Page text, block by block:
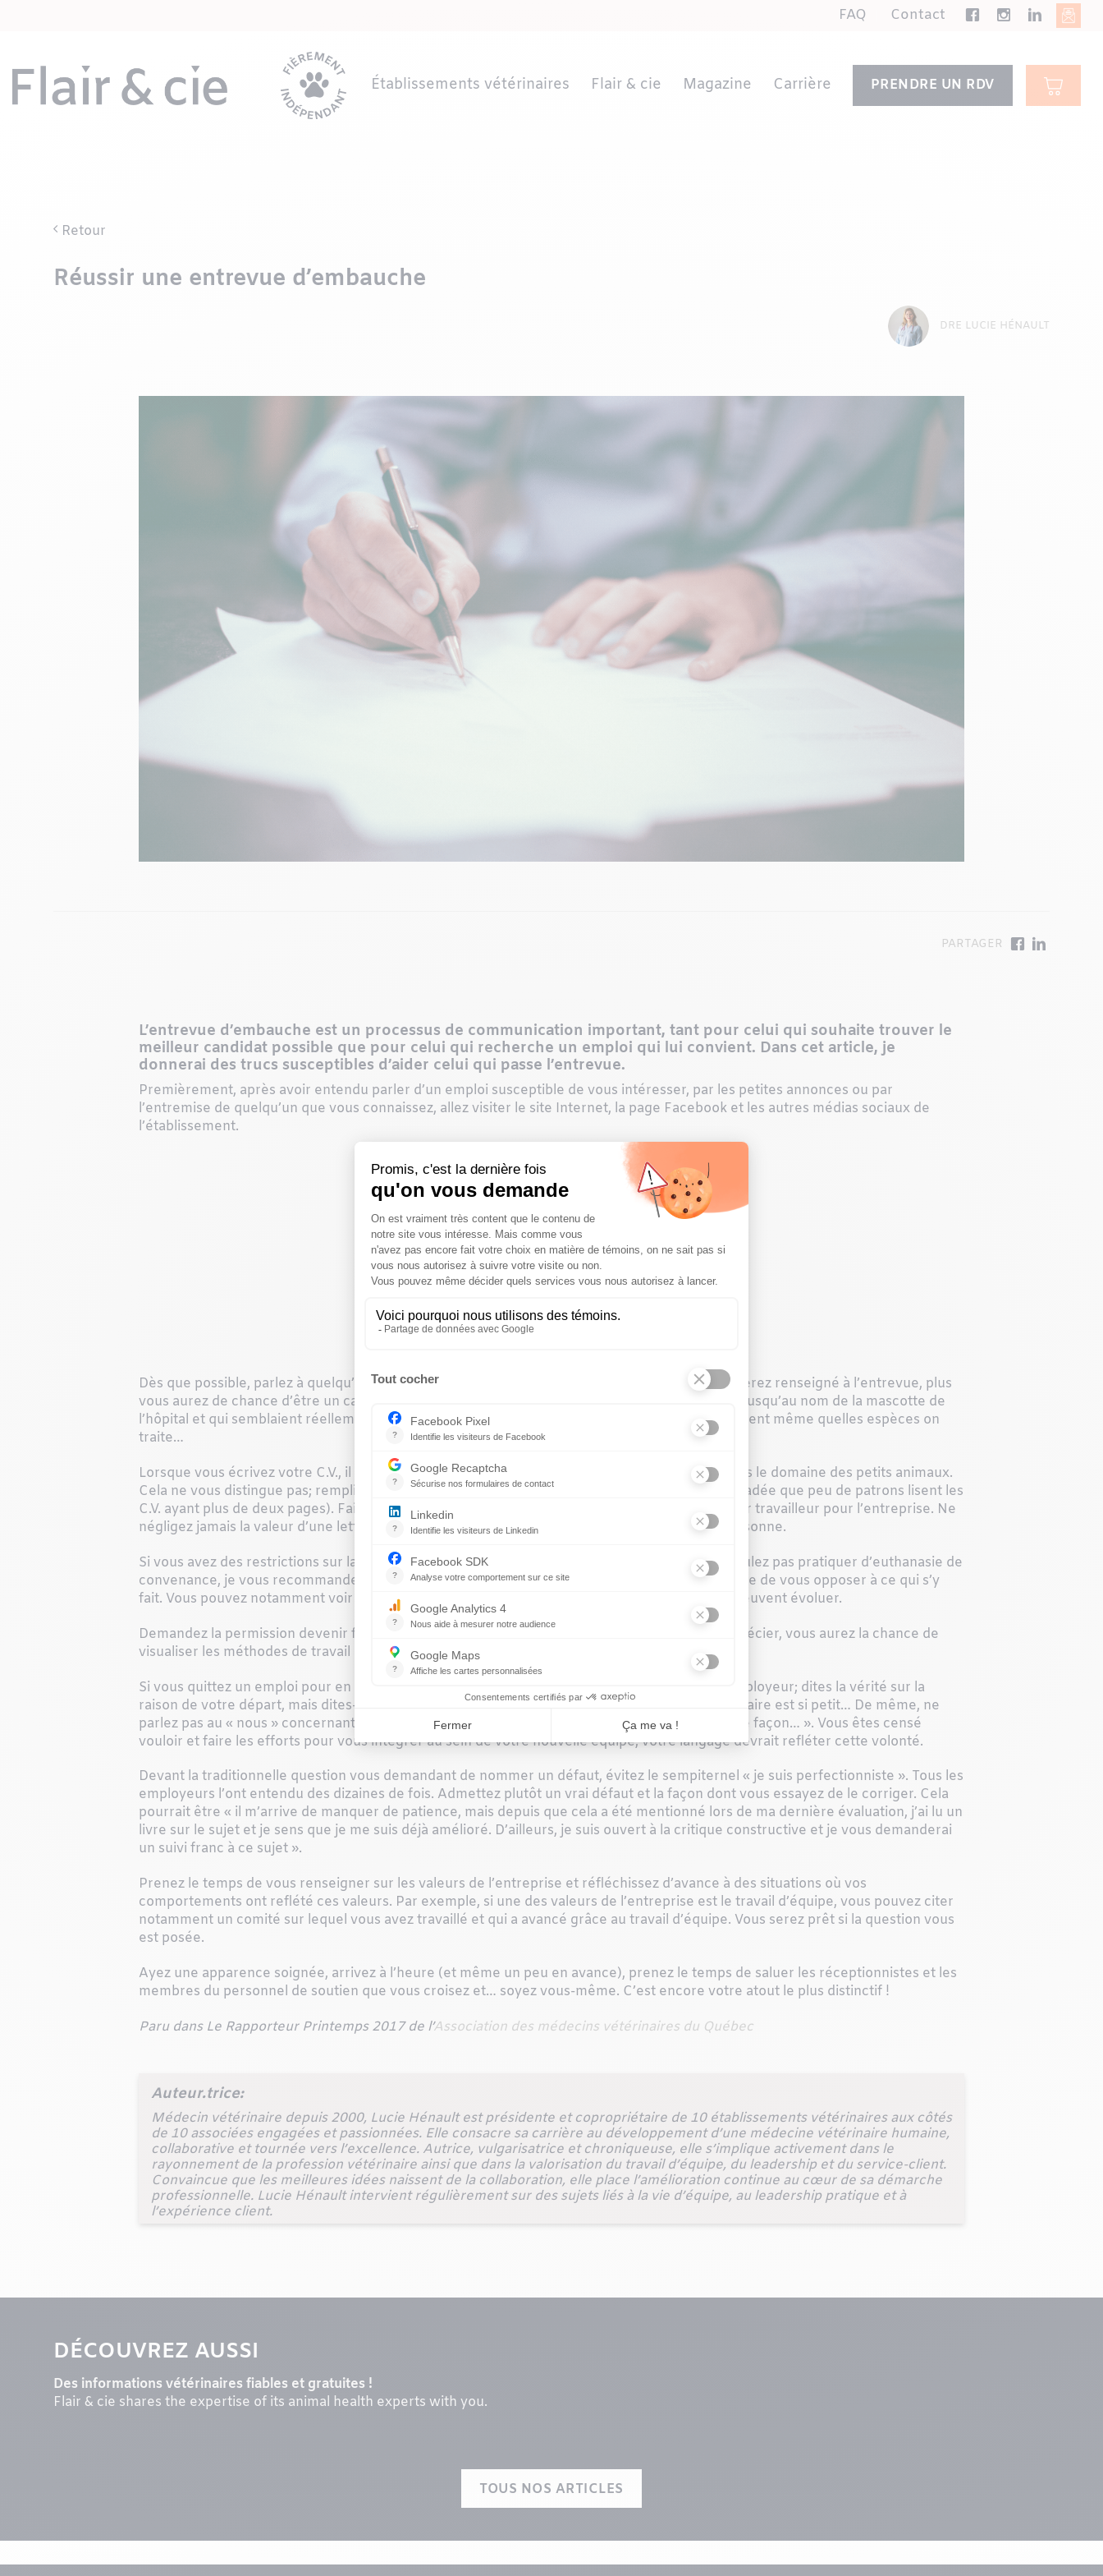
FAQ Contact
Établissements vétérinaires Flair & cie Magazine Carrière PRENDRE UN RDV
Retour
Réussir une entrevue d’embauche
DRE LUCIE HÉNAULT
L’entrevue d’embauche est un processus de communication important, tant pour celui qui souhaite trouver le
meilleur candidat possible que pour celui qui recherche un emploi qui lui convient. Dans cet article, je
donnerai des trucs susceptibles d’aider celui qui passe l’entrevue.
Premièrement, après avoir entendu parler d’un emploi susceptible de vous intéresser, par les petites annonces ou par
l’entremise de quelqu’un que vous connaissez, allez visiter le site Internet, la page Facebook et les autres médias sociaux de
l’établissement.
Dès que possible, parlez à quelqu’un qui travaille à l’endroit que vous convoitez. Plus vous arriverez renseigné à l’entrevue, plus
vous aurez de chance d’être un candidat retenu. J’ai déjà rencontré des candidats qui savaient jusqu’au nom de la mascotte de
l’hôpital et qui semblaient réellement intéressés par la vie en clinique, alors que d’autres ignoraient même quelles espèces on
traite…
Lorsque vous écrivez votre C.V., il est inutile d’énumérer tous les stages que vous avez faits dans le domaine des petits animaux.
Cela ne vous distingue pas; remplissez vos deux pages d’expériences distinctives (je suis persuadée que peu de patrons lisent les
C.V. ayant plus de deux pages). Faites ressortir en quoi ces expériences font de vous un meilleur travailleur pour l’entreprise. Ne
négligez jamais la valeur d’une lettre de présentation personnalisée et adressée à la bonne personne.
Si vous avez des restrictions sur la façon dont vous voulez pratiquer, par exemple si vous ne voulez pas pratiquer d’euthanasie de
convenance, je vous recommande de discuter de la politique de l’entreprise à ce sujet plutôt que de vous opposer à ce qui s’y
fait. Vous pouvez notamment voir de quelle façon ces décisions sont prises et comment elles peuvent évoluer.
Demandez la permission devenir faire du temps d’observation. Tout en vous faisant voir et apprécier, vous aurez la chance de
visualiser les méthodes de travail et de sentir l’ambiance.
Si vous quittez un emploi pour en rechercher un autre, évitez de parler contre votre ancien employeur; dites la vérité sur la
raison de votre départ, mais dites-le sans faire de médisance. Le monde de la médecine vétérinaire est si petit… De même, ne
parlez pas au « nous » concernant votre ancienne équipe, par exemple « nous, on faisait de telle façon… ». Vous êtes censé
vouloir et faire les efforts pour vous intégrer au sein de votre nouvelle équipe, votre langage devrait refléter cette volonté.
Devant la traditionnelle question vous demandant de nommer un défaut, évitez le sempiternel « je suis perfectionniste ». Tous les
employeurs l’ont entendu des dizaines de fois. Admettez plutôt un vrai défaut et la façon dont vous essayez de le corriger. Cela
pourrait être « il m’arrive de manquer de patience, mais depuis que cela a été mentionné lors de ma dernière évaluation, j’ai lu un
livre sur le sujet et je sens que je me suis déjà amélioré. D’ailleurs, je suis ouvert à la critique constructive et je vous demanderai
un suivi franc à ce sujet ».
Prenez le temps de vous renseigner sur les valeurs de l’entreprise et réfléchissez d’avance à des situations où vos
comportements ont reflété ces valeurs. Par exemple, si une des valeurs de l’entreprise est le travail d’équipe, vous pouvez citer
notamment un comité sur lequel vous avez travaillé et qui a avancé grâce au travail d’équipe. Vous serez prêt si la question vous
est posée.
Ayez une apparence soignée, arrivez à l’heure (et même un peu en avance), prenez le temps de saluer les réceptionnistes et les
membres du personnel de soutien que vous croisez et… soyez vous-même. C’est encore votre atout le plus distinctif !
Paru dans Le Rapporteur Printemps 2017 de l’Association des médecins vétérinaires du Québec
Auteur.trice:
Médecin vétérinaire depuis 2000, Lucie Hénault est présidente et copropriétaire de 10 établissements vétérinaires aux côtés
de 10 associées engagées et passionnées. Elle consacre sa carrière au développement d’une médecine vétérinaire humaine,
collaborative et tournée vers l’excellence. Autrice, vulgarisatrice et chroniqueuse, elle s’implique activement dans le
rayonnement de la profession vétérinaire ainsi que dans la valorisation du travail d’équipe, du leadership et du service-client.
Convaincue que les meilleures idées naissent de la collaboration, elle place l’amélioration continue au cœur de sa démarche
professionnelle. Lucie Hénault intervient régulièrement sur des sujets liés à la vie d’équipe, au leadership pratique et à
l’expérience client.
DÉCOUVREZ AUSSI
Des informations vétérinaires fiables et gratuites !
Flair & cie shares the expertise of its animal health experts with you.
TOUS NOS ARTICLES